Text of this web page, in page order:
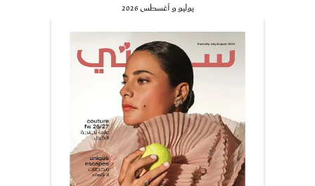
يوليو و أغسطس 2026